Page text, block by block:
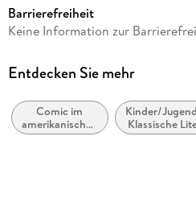
Reihe
Autor/Autorin
Verlag/Hersteller
Max Bollinger
Barrierefreiheit
Keine Information zur
Entdecken Sie mehr
Comic im
amerikanischen
Stil bzw.
Kinder/
Klassische